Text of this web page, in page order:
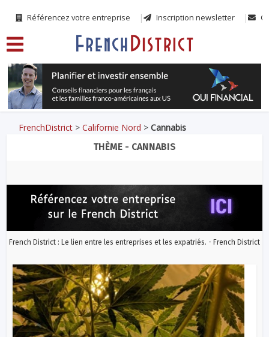
Référencez votre entreprise Inscription newsletter
FrenchDistrict >Californie Nord >Cannabis
THÈME - CANNABIS
French District : Le lien entre les entreprises et les expatriés. - French District